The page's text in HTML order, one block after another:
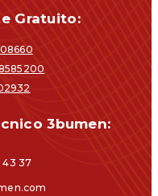
Gratuito:
3bumen:
37